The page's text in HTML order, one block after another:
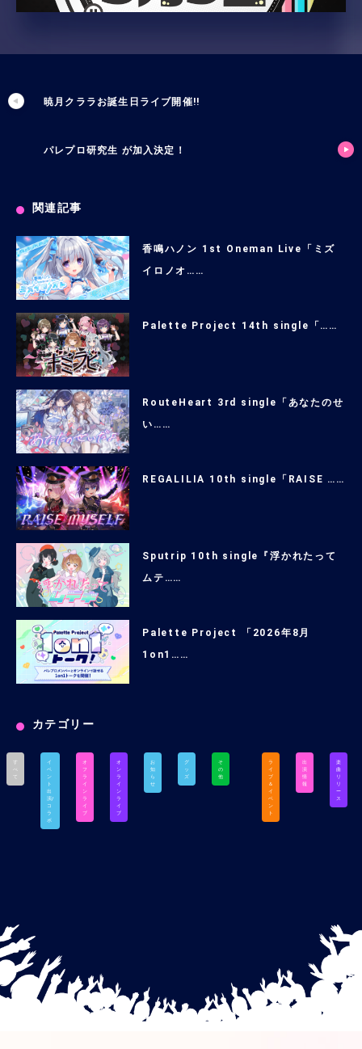
暁月クララお誕生日ライブ開催!!
パレプロ研究生 が加入決定！
関連記事
香鳴ハノン 1st Oneman Live「ミズ
イロノオ……
Palette Project 14th single「……
RouteHeart 3rd single「あなたのせ
い……
REGALILIA 10th single「RAISE ……
Sputrip 10th single『浮かれたって
ムテ……
Palette Project 「2026年8月
1on1……
カテゴリー
す
べ
て
イ
ベ
ン
ト
出
演/
コ
ラ
ボ
オ
フ
ラ
イ
ン
ラ
イ
ブ
オ
ン
ラ
イ
ン
ラ
イ
ブ
お
知
ら
せ
グ
ッ
ズ
そ
の
他
ラ
イ
ブ
＆
イ
ベ
ン
ト
出
演
情
報
楽
曲
リ
リ
ー
ス